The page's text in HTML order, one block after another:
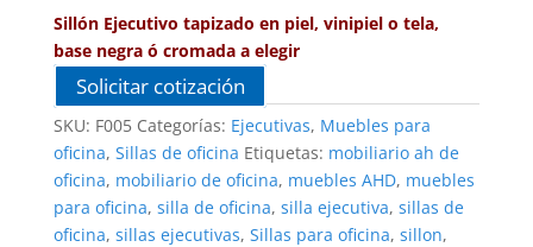
Sillón Ejecutivo tapizado en piel, vinipiel o tela,
base negra ó cromada a elegir
Solicitar cotización
SKU: F005 Categorías: Ejecutivas, Muebles para
oficina, Sillas de oficina Etiquetas: mobiliario ah de
oficina, mobiliario de oficina, muebles AHD, muebles
para oficina, silla de oficina, silla ejecutiva, sillas de
oficina, sillas ejecutivas, Sillas para oficina, sillon,